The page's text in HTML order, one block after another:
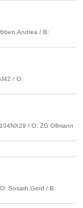
/ B:
/ O:
/ O: ZG Ollmann
Sosath,Gerd / B: